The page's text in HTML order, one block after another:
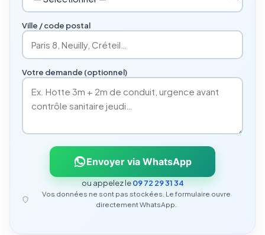
Ville / code postal
Votre demande (optionnel)
Envoyer via WhatsApp
ou appelez le09 72 29 31 34
Vos données ne sont pas stockées. Le formulaire ouvre
directement WhatsApp.